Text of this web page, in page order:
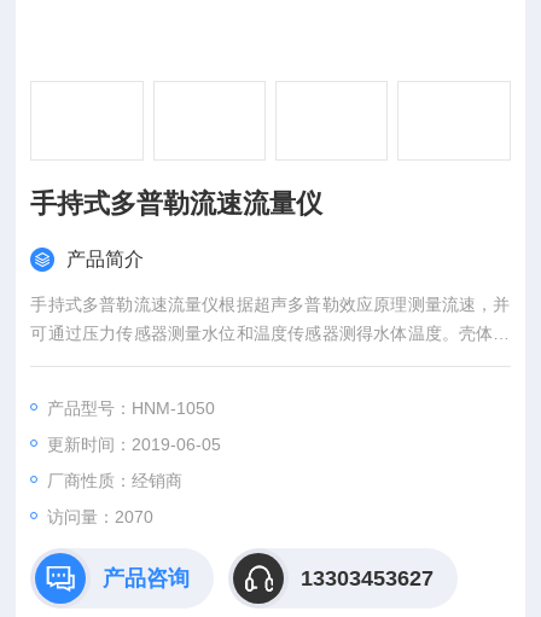
手持式多普勒流速流量仪
产品简介
手持式多普勒流速流量仪根据超声多普勒效应原理测量流速，并
可通过压力传感器测量水位和温度传感器测得水体温度。壳体采
用PVC 塑料，能够有效防水密封。内部采用12V课充电电池供
产品型号：HNM-1050
更新时间：2019-06-05
厂商性质：经销商
访问量：2070
产品咨询 13303453627